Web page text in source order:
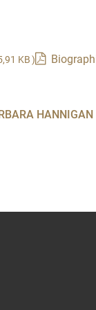
KB )
HANNIGAN